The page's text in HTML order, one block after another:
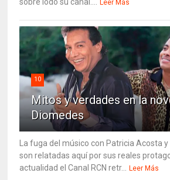
sobre lodo su cañal.... Leer Más
10
Mitos y verdades en la
Diomedes
La fuga del músico con Patricia Acosta
son relatadas aquí por sus reales
actualidad el Canal RCN retr... Leer Más